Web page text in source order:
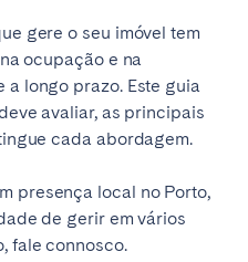
gere o seu imóvel tem
ocupação e na
longo prazo. Este guia
avaliar, as principais
cada abordagem.
presença local no Porto,
de gerir em vários
fale connosco.